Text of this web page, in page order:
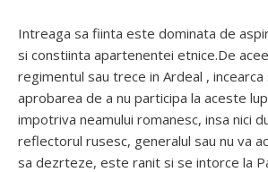
Intreaga sa fiinta este dominata de
si constiinta apartenentei etnice.De
regimentul sau trece in Ardeal , incearca
aprobarea de a nu participa la aceste
impotriva neamului romanesc, insa nici
reflectorul rusesc, generalul sau nu va
sa dezrteze, este ranit si se intorce la